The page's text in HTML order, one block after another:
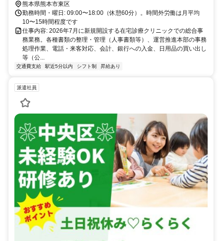
熊本県熊本市東区
勤務時間・曜日: 09:00〜18:00（休憩60分）。時間外労働は月平均
10〜15時間程度です
仕事内容: 2026年7月に新規開設する在宅診療クリニックでの総合事
務業務。各種書類の整理・管理（人事書類等）、運営推進本部の事務
処理作業、電話・来客対応、会計、銀行への入金、日用品の買い出し
等（公...
交通費支給 駅近5分以内 シフト制 昇給あり
派遣社員